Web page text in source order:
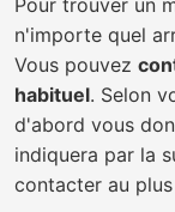
Pour trouver un
n'importe quel
Vous pouvez
habituel. Selon
d'abord vous
indiquera par la
contacter au